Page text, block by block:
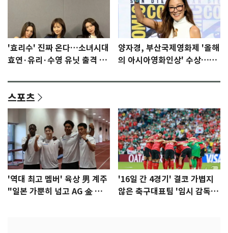
'효리수' 진짜 온다…소녀시대
효연·유리·수영 유닛 출격 [N
양자경, 부산국제영화제 '올해
의 아시아영화인상' 수상…15
스포츠
'역대 최고 멤버' 육상 男 계주
"일본 가뿐히 넘고 AG 金 따겠
'16일 간 4경기' 결코 가볍지
않은 축구대표팀 '임시 감독'